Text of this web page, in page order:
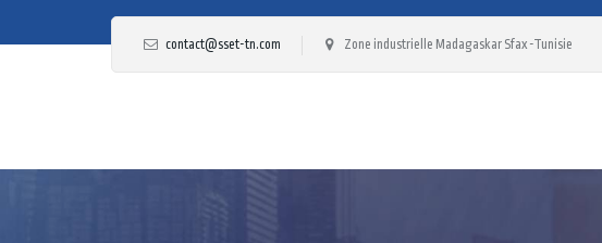
contact@sset-tn.com Zone industrielle Madagaskar Sfax -Tunisie